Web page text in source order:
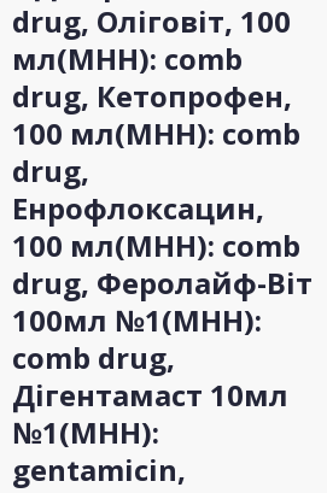
drug, Оліговіт, 100
мл(МНН): сomb
drug, Кетопрофен,
100 мл(МНН): сomb
drug,
Енрофлоксацин,
100 мл(МНН): сomb
drug, Феролайф-Віт
100мл №1(МНН):
сomb drug,
Дігентамаст 10мл
№1(МНН):
gentamicin,